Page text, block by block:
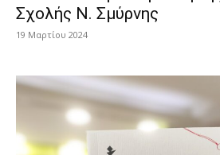
Σχολής Ν. Σμύρνης
19 Μαρτίου 2024